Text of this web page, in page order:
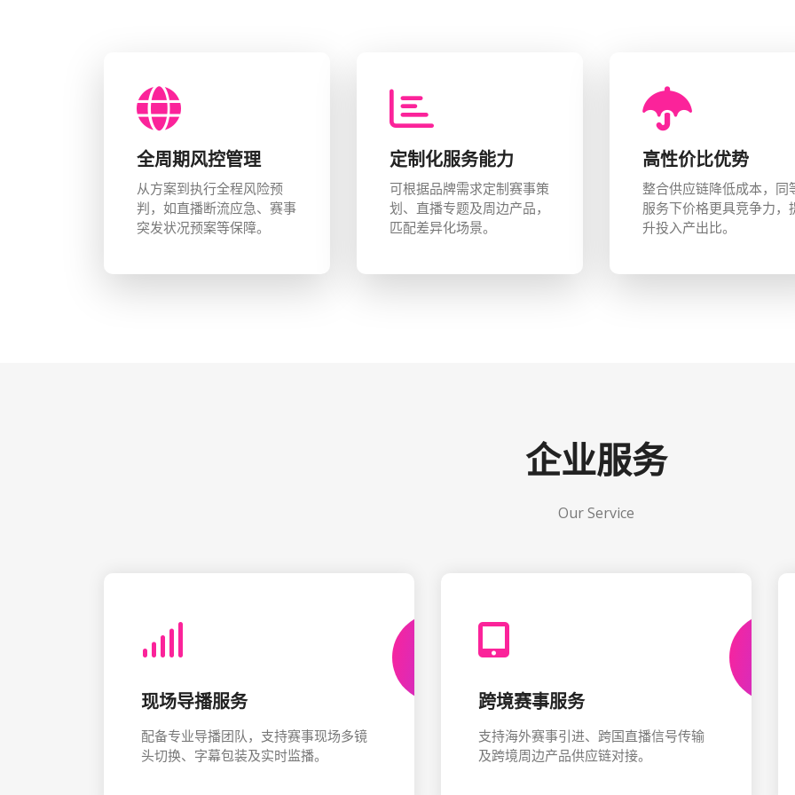
全周期风控管理
从方案到执行全程风险预
判，如直播断流应急、赛事
突发状况预案等保障。
定制化服务能力
可根据品牌需求定制赛事策
划、直播专题及周边产品，
匹配差异化场景。
高性价比优势
整合供应链降低成本，同
服务下价格更具竞争力，
升投入产出比。
企业服务
Our Service
现场导播服务
配备专业导播团队，支持赛事现场多镜
头切换、字幕包装及实时监播。
跨境赛事服务
支持海外赛事引进、跨国直播信号传输
及跨境周边产品供应链对接。